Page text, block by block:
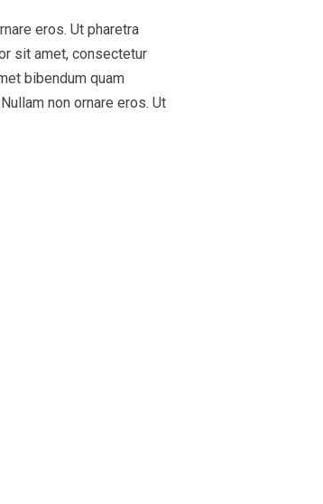
eros. Ut pharetra
sit amet, consectetur
bibendum quam
non ornare eros. Ut